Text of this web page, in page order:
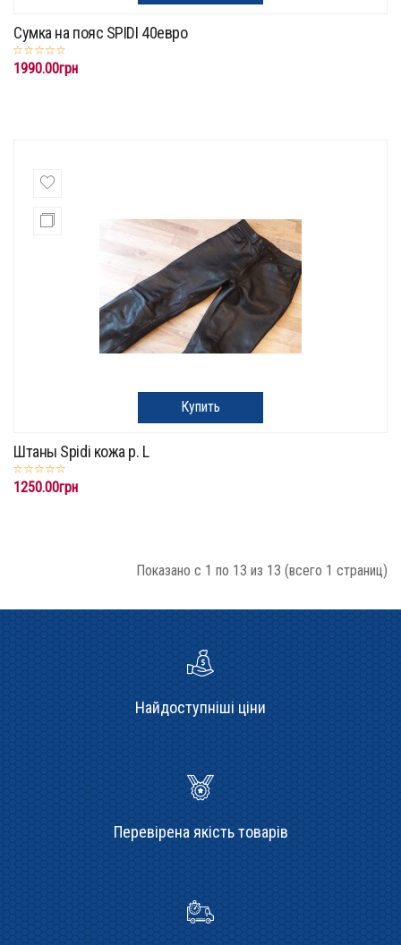
Сумка на пояс SPIDI 40евро
1990.00грн
Купить
Штаны Spidi кожа р. L
1250.00грн
Показано с 1 по 13 из 13 (всего 1 страниц)
Найдоступніші ціни
Перевірена якість товарів